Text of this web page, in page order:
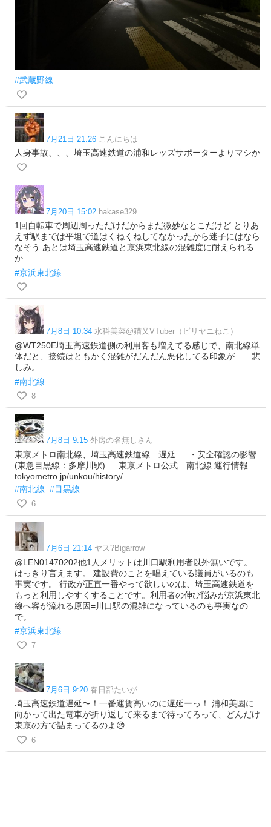
#武蔵野線
7月21日 21:26 こんにちは
人身事故、、、埼玉高速鉄道の浦和レッズサポーターよりマシか
7月20日 15:02 hakase329
1回自転車で周辺周っただけだからまだ微妙なとこだけど とりあ
えず駅までは平坦で道はくねくねしてなかったから迷子にはなら
なそう あとは埼玉高速鉄道と京浜東北線の混雑度に耐えられる
か
#京浜東北線
7月8日 10:34 水科美菜@猫又VTuber（ビリヤニねこ）
@WT250E埼玉高速鉄道側の利用客も増えてる感じで、南北線単
体だと、接続はともかく混雑がだんだん悪化してる印象が……悲
しみ。
#南北線
8
7月8日 9:15 外房の名無しさん
東京メトロ南北線、埼玉高速鉄道線 遅延 ・安全確認の影響
(東急目黒線：多摩川駅) 東京メトロ公式 南北線 運行情報
tokyometro.jp/unkou/history/…
#南北線 #目黒線
6
7月6日 21:14 ヤス?Bigarrow
@LEN01470202他1人メリットは川口駅利用者以外無いです。
はっきり言えます。 建設費のことを唱えている議員がいるのも
事実です。 行政が正直一番やって欲しいのは、埼玉高速鉄道を
もっと利用しやすくすることです。利用者の伸び悩みが京浜東北
線へ客が流れる原因=川口駅の混雑になっているのも事実なの
で。
#京浜東北線
7
7月6日 9:20 春日部たいが
埼玉高速鉄道遅延〜！一番運賃高いのに遅延ーっ！ 浦和美園に
向かって出た電車が折り返して来るまで待ってろって、どんだけ
東京の方で詰まってるのよ😢
6